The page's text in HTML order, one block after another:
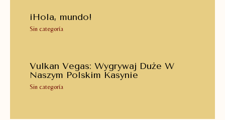
¡Hola, mundo!
Sin categoría
Vulkan Vegas: Wygrywaj Duże W
Naszym Polskim Kasynie
Sin categoría